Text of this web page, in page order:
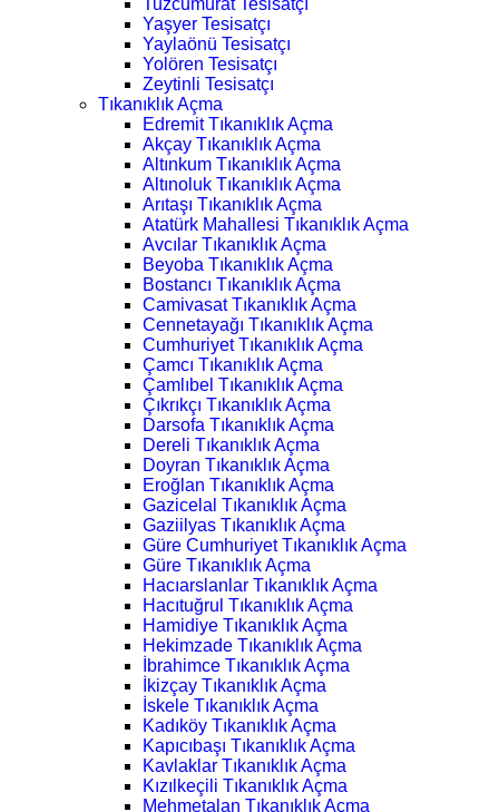
Tuzcumurat Tesisatçı
Yaşyer Tesisatçı
Yaylaönü Tesisatçı
Yolören Tesisatçı
Zeytinli Tesisatçı
Tıkanıklık Açma
Edremit Tıkanıklık Açma
Akçay Tıkanıklık Açma
Altınkum Tıkanıklık Açma
Altınoluk Tıkanıklık Açma
Arıtaşı Tıkanıklık Açma
Atatürk Mahallesi Tıkanıklık Açma
Avcılar Tıkanıklık Açma
Beyoba Tıkanıklık Açma
Bostancı Tıkanıklık Açma
Camivasat Tıkanıklık Açma
Cennetayağı Tıkanıklık Açma
Cumhuriyet Tıkanıklık Açma
Çamcı Tıkanıklık Açma
Çamlıbel Tıkanıklık Açma
Çıkrıkçı Tıkanıklık Açma
Darsofa Tıkanıklık Açma
Dereli Tıkanıklık Açma
Doyran Tıkanıklık Açma
Eroğlan Tıkanıklık Açma
Gazicelal Tıkanıklık Açma
Gaziilyas Tıkanıklık Açma
Güre Cumhuriyet Tıkanıklık Açma
Güre Tıkanıklık Açma
Hacıarslanlar Tıkanıklık Açma
Hacıtuğrul Tıkanıklık Açma
Hamidiye Tıkanıklık Açma
Hekimzade Tıkanıklık Açma
İbrahimce Tıkanıklık Açma
İkizçay Tıkanıklık Açma
İskele Tıkanıklık Açma
Kadıköy Tıkanıklık Açma
Kapıcıbaşı Tıkanıklık Açma
Kavlaklar Tıkanıklık Açma
Kızılkeçili Tıkanıklık Açma
Mehmetalan Tıkanıklık Açma